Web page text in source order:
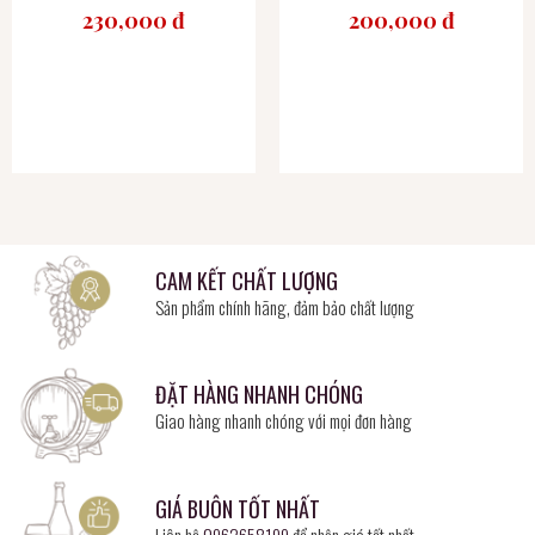
230,000 đ 200,000 đ
CAM KẾT CHẤT LƯỢNG
Sản phẩm chính hãng, đảm bảo chất lượng
ĐẶT HÀNG NHANH CHÓNG
Giao hàng nhanh chóng với mọi đơn hàng
GIÁ BUÔN TỐT NHẤT